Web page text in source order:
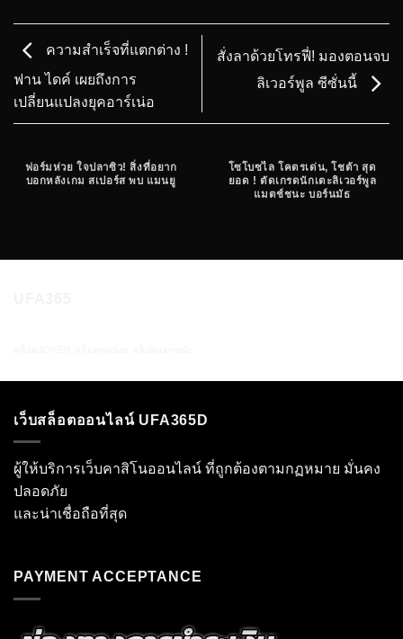
ความสำเร็จที่แตกต่าง !
ฟาน ไดค์ เผยถึงการ
เปลี่ยนแปลงยุคอาร์เน่อ
สั่งลาด้วยโทรฟี่! มองตอนจบ
ลิเวอร์พูล ซีซั่นนี้
ฟอร์มห่วย ใจปลาซิว! สิ่งที่อยาก
บอกหลังเกม สเปอร์ส พบ แมนยู
โซโบซไล โคตรเด่น, โชต้า สุด
ยอด ! ตัดเกรดนักเตะลิเวอร์พูล
แมตช์ชนะ บอร์นมัธ
เว็บสล็อตออนไลน์ UFA365D
ผู้ให้บริการเว็บคาสิโนออนไลน์ ที่ถูกต้องตามกฏหมาย มั่นคง
ปลอดภัย
และน่าเชื่อถือที่สุด
PAYMENT ACCEPTANCE